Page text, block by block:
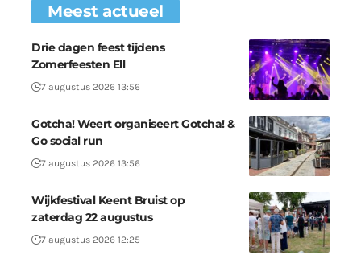
Meest actueel
Drie dagen feest tijdens
Zomerfeesten Ell
7 augustus 2026 13:56
Gotcha! Weert organiseert Gotcha! &
Go social run
7 augustus 2026 13:56
Wijkfestival Keent Bruist op
zaterdag 22 augustus
7 augustus 2026 12:25